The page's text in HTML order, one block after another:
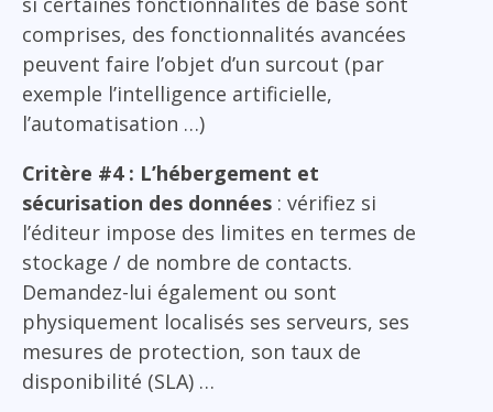
comprises, des fonctionnalités avancées
peuvent faire l’objet d’un surcout (par
exemple l’intelligence artificielle,
l’automatisation …)
Critère #4 : L’hébergement et
sécurisation des données : vérifiez si
l’éditeur impose des limites en termes de
stockage / de nombre de contacts.
Demandez-lui également ou sont
physiquement localisés ses serveurs, ses
mesures de protection, son taux de
disponibilité (SLA) …